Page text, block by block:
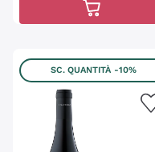
SC. QUANTITÀ -10%